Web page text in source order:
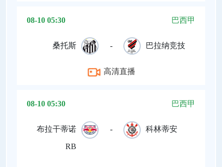
08-10 05:30 巴西甲
桑托斯 - 巴拉纳竞技
高清直播
08-10 05:30 巴西甲
布拉干蒂诺
RB
- 科林蒂安